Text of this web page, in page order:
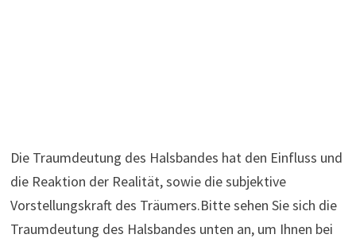
Die Traumdeutung des Halsbandes hat den Einfluss und
die Reaktion der Realität, sowie die subjektive
Vorstellungskraft des Träumers.Bitte sehen Sie sich die
Traumdeutung des Halsbandes unten an, um Ihnen bei